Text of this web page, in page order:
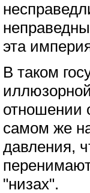
эта
В таком
отношении
самом же
давления,
"низах".